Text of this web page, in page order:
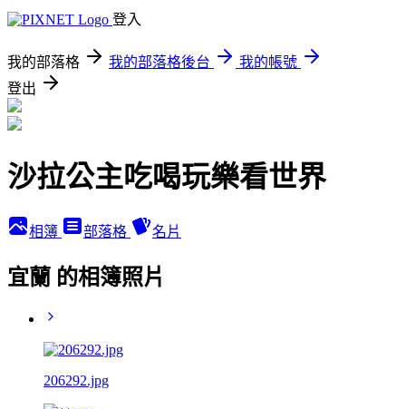
登入
我的部落格 我的部落格後台
我的帳號
登出
沙拉公主吃喝玩樂看世界
相簿 部落格 名片
宜蘭 的相簿照片
206292.jpg